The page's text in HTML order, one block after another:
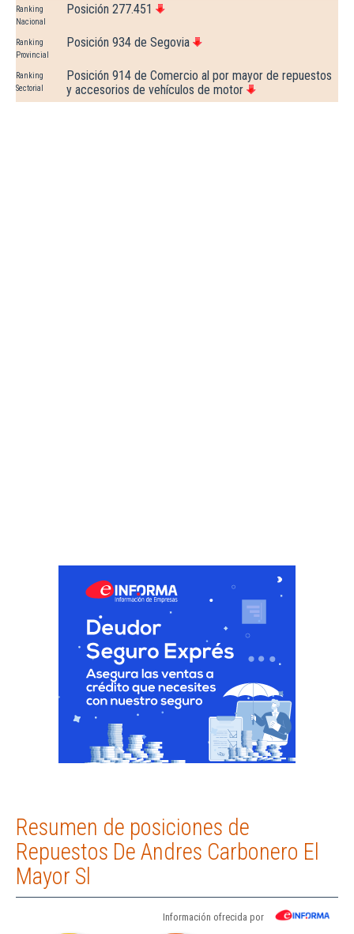
Ranking
Nacional
Posición 277.451
Ranking
Provincial
Posición 934 de Segovia
Ranking
Sectorial
Posición 914 de Comercio al por mayor de repuestos
y accesorios de vehículos de motor
Resumen de posiciones de
Repuestos De Andres Carbonero El
Mayor Sl
Información ofrecida por